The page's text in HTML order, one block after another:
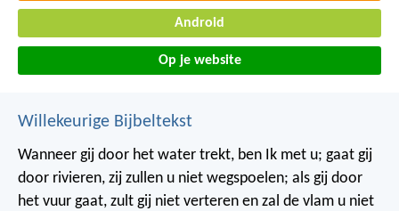
Android
Op je website
Willekeurige Bijbeltekst
Wanneer gij door het water trekt, ben Ik met u; gaat gij
door rivieren, zij zullen u niet wegspoelen; als gij door
het vuur gaat, zult gij niet verteren en zal de vlam u niet